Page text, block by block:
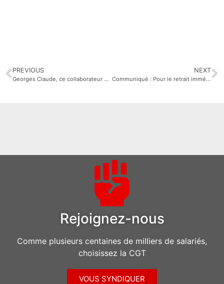
PREVIOUS
Georges Claude, ce collaborateur du groupe Air Liquide
NEXT
Communiqué : Pour le retrait immédiat de la sanction à l’encontre de notre Camarade CGT #AirLiquide Honfleur
Rejoignez-nous
Comme plusieurs centaines de milliers de salariés,
choisissez la CGT
VOUS SYNDIQUER